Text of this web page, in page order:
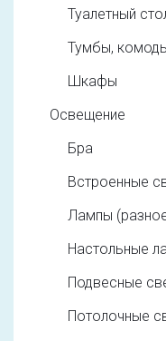
Туалетный
Тумбы,
Шкафы
Освещение
Бра
Встроенные
Лампы
Настольные
Подвесные
Потолочные